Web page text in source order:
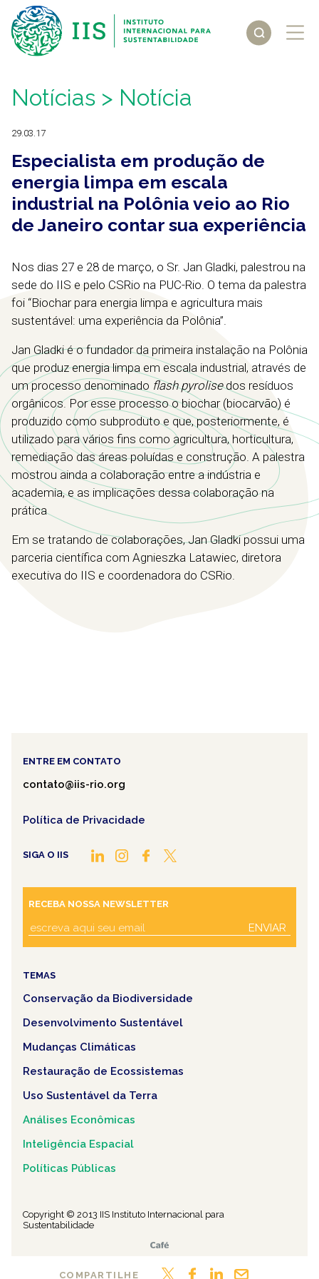
Notícias > Notícia
COMPARTILHE
29.03.17
Especialista em produção de
energia limpa em escala
industrial na Polônia veio ao Rio
de Janeiro contar sua experiência
Nos dias 27 e 28 de março, o Sr. Jan Gladki, palestrou na
sede do IIS e pelo CSRio na PUC-Rio. O tema da palestra
foi “Biochar para energia limpa e agricultura mais
sustentável: uma experiência da Polônia”.
Jan Gladki é o fundador da primeira instalação na Polônia
que produz energia limpa em escala industrial, através de
um processo denominado flash pyrolisedos resíduos
orgânicos. Por esse processo o biochar (biocarvão) é
produzido como subproduto e que, posteriormente, é
utilizado para vários fins como agricultura, horticultura,
remediação das áreas poluídas e construção. A palestra
mostrou ainda a colaboração entre a indústria e
academia, e as implicações dessa colaboração na
prática
Em se tratando de colaborações, Jan Gladki possui uma
parceria científica com Agnieszka Latawiec, diretora
executiva do IIS e coordenadora do CSRio.
ENTRE EM CONTATO
contato@iis-rio.org
Política de Privacidade
SIGA O IIS
RECEBA NOSSA NEWSLETTER
ENVIAR
TEMAS
Conservação da Biodiversidade
Desenvolvimento Sustentável
Mudanças Climáticas
Restauração de Ecossistemas
Uso Sustentável da Terra
Análises Econômicas
Inteligência Espacial
Políticas Públicas
Copyright © 2013 IIS Instituto Internacional para
Sustentabilidade